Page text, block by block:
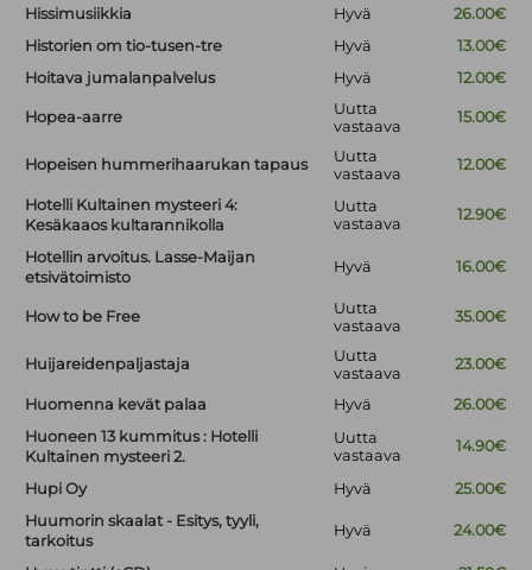
Hissimusiikkia Hyvä
26.00€
Historien om tio-tusen-tre
Hyvä
13.00€
Hoitava jumalanpalvelus
Hyvä 12.00€
Hopea-aarre
Uutta
vastaava
15.00€
Hopeisen hummerihaarukan tapaus
Uutta
vastaava
12.00€
Hotelli Kultainen mysteeri 4:
Kesäkaaos kultarannikolla
Uutta
vastaava
12.90€
Hotellin arvoitus. Lasse-Maijan
etsivätoimisto
Hyvä 16.00€
How to be Free
Uutta
vastaava
35.00€
Huijareidenpaljastaja
Uutta
vastaava
23.00€
Huomenna kevät palaa Hyvä
26.00€
Huoneen 13 kummitus : Hotelli
Kultainen mysteeri 2.
Uutta
vastaava
14.90€
Hupi Oy Hyvä
25.00€
Huumorin skaalat - Esitys, tyyli,
tarkoitus
Hyvä 24.00€